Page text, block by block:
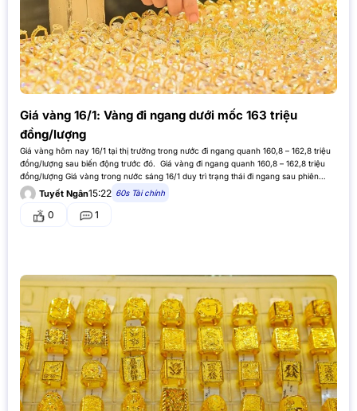
Giá vàng 16/1: Vàng đi ngang dưới mốc 163 triệu
đồng/lượng
Giá vàng hôm nay 16/1 tại thị trường trong nước đi ngang quanh 160,8 – 162,8 triệu
đồng/lượng sau biến động trước đó. Giá vàng đi ngang quanh 160,8 – 162,8 triệu
đồng/lượng Giá vàng trong nước sáng 16/1 duy trì trạng thái đi ngang sau phiên
giảm trước đó,…
Tuyết Ngân15:22 60s Tài chính
0 1